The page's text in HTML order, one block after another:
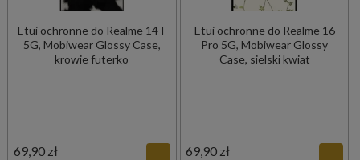
Etui ochronne do Realme 14T
5G, Mobiwear Glossy Case,
krowie futerko
69,90 zł
Etui ochronne do Realme 16
Pro 5G, Mobiwear Glossy
Case, sielski kwiat
69,90 zł